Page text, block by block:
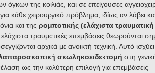
της κοιλιάς, και σε επείγουσες
για κάθε χειρουργικό πρόβλημα, ιδίως αν λάβει
και της ρομποτικής (ελάχιστα τραυματική
τραυματικές επεμβάσεις θεωρούνται
αρχικά με ανοικτή τεχνική. Αυτό
σκωληκοειδεκτομή στη
ως την καλύτερη επιλογή για επεμβάσεις